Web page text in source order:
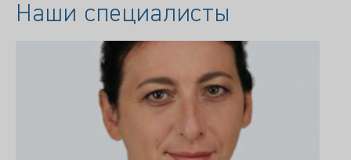
Наши специалисты